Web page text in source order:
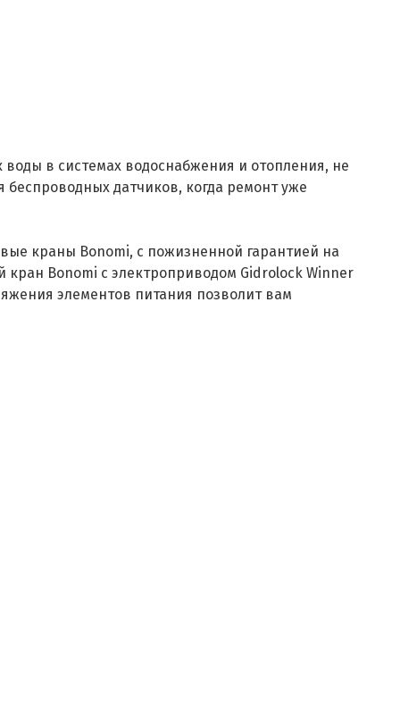
в системах водоснабжения и отопления, не
датчиков, когда ремонт уже
краны Bonomi, с пожизненной гарантией на
Bonomi с электроприводом Gidrolock Winner
элементов питания позволит вам